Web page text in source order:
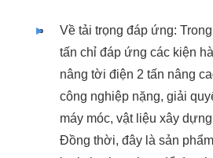
Về tải trọng đáp ứng:
tấn chỉ đáp ứng các kiện
nâng tời điện 2 tấn nâng
công nghiệp nặng, giải
máy móc, vật liệu xây
Đồng thời, đây là sản